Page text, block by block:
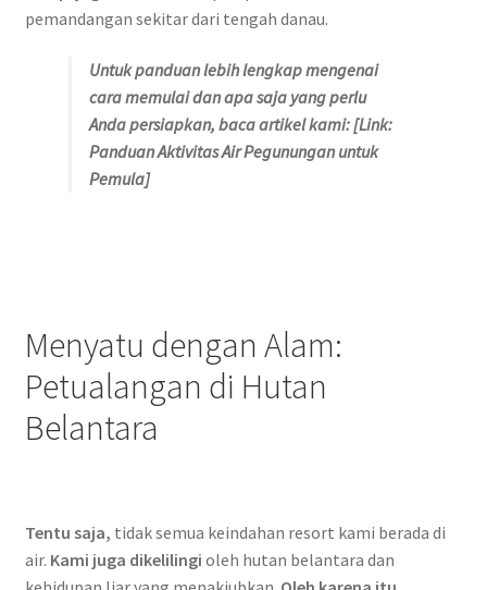
pemandangan sekitar dari tengah danau.
Untuk panduan lebih lengkap mengenai
cara memulai dan apa saja yang perlu
Anda persiapkan, baca artikel kami: [Link:
Panduan Aktivitas Air Pegunungan untuk
Pemula]
Menyatu dengan Alam:
Petualangan di Hutan
Belantara
Tentu saja, tidak semua keindahan resort kami berada di
air. Kami juga dikelilingi oleh hutan belantara dan